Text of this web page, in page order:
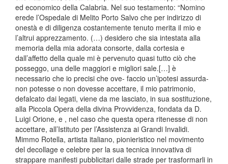
ed economico della Calabria. Nel suo testamento: “Nomino
erede l’Ospedale di Melito Porto Salvo che per indirizzo di
onestà e di diligenza costantemente tenuto merita il mio e
l’altrui apprezzamento. (…) desidero che sia intestata alla
memoria della mia adorata consorte, dalla cortesia e
dall’affetto della quale mi è pervenuto quasi tutto ciò che
posseggo, una delle maggiori e migliori sale.[…] è
necessario che io precisi che ove- faccio un’ipotesi assurda-
non potesse o non dovesse accettare, il mio patrimonio,
defalcato dai legati, viene da me lasciato, in sua sostituzione,
alla Piccola Opera della divina Provvidenza, fondata da D.
Luigi Orione, e , nel caso che questa opera ritenesse di non
accettare, all’Istituto per l’Assistenza ai Grandi Invalidi.
Mimmo Rotella, artista italiano, pionieristico nel movimento
del decollage e celebre per la sua tecnica innovativa di
strappare manifesti pubblicitari dalle strade per trasformarli in